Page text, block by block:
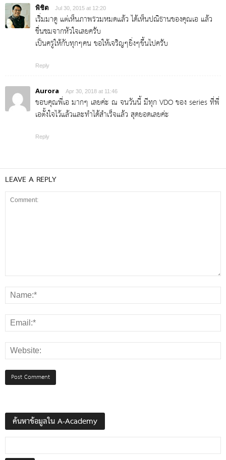
พิชิต Jul 30, 2015 at 12:20
เริ่มมาดู แต่เห็นภาพรวมหมดแล้ว ได้เห็นปณิธานของคุณเอ แล้ว
ชื่นชมจากหัวใจเลยครับ
เป็นครูให้กับทุกๆคน ขอให้เจริญๆยิ่งๆขึ้นไปครับ
Reply
Aurora Apr 30, 2018 at 11:46
ขอบคุณพี่เอ มากๆ เลยค่ะ ณ จนวันนี้ มีทุก VDO ของ series ที่พี่
เอตั้งใจไว้แล้วและทำได้สำเร็จแล้ว สุดยอดเลยค่ะ
Reply
LEAVE A REPLY
ค้นหาข้อมูลใน A-Academy